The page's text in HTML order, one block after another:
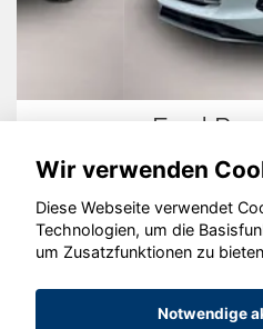
Ford Puma
© konjunkturmotor.de
Wir verwenden
Diese Webseite verwendet
Technologien, um die
um Zusatzfunktionen zu
Notwendige